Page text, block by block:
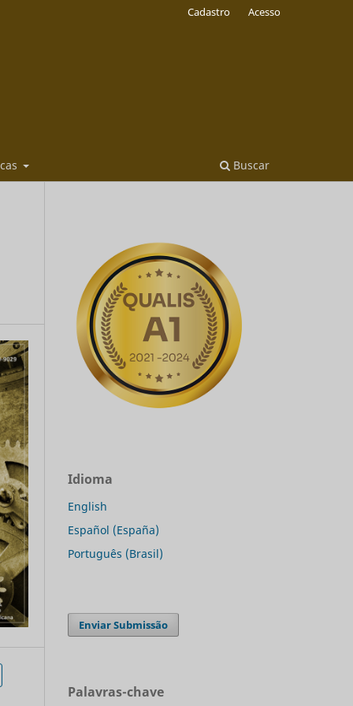
Buscar
Cadastro Acesso
Idioma
English
Español (España)
Português (Brasil)
Enviar Submissão
Palavras-chave